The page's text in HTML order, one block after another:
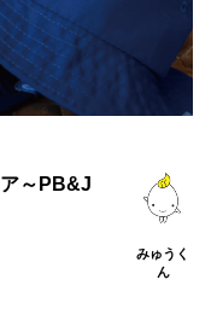
～PB&J
みゅうく
ん